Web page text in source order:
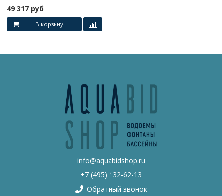
49 317 руб
В корзину
info@aquabidshop.ru
+7 (495) 132-62-13
Обратный звонок